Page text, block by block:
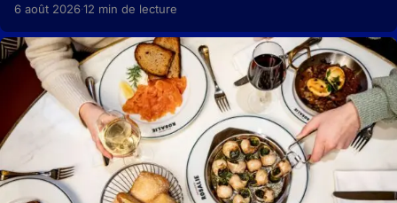
6 août 2026·12 min de lecture